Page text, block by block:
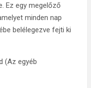
Ez egy megelőző
minden nap
belélegezve fejti ki
(Az egyéb